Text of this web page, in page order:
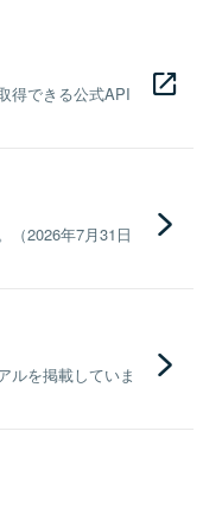
得できる公式API
（2026年7月31日
ルを掲載していま